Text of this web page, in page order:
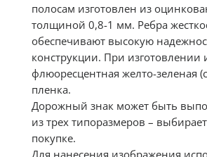
полосам изготовлен из
толщиной 0,8-1 мм. Ребра
обеспечивают высокую
конструкции. При изготовлении
флюоресцентная желто-зеленая
пленка.
Дорожный знак может быть
из трех типоразмеров –
покупке.
Для нанесения изображения